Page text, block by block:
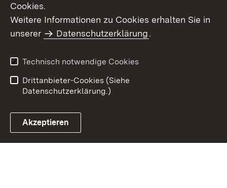
Cookies.
Weitere Informationen zu Cookies erhalten Sie in
unserer
Datenschutzerklärung.
Technisch notwendige Cookies
Drittanbieter-Cookies (Siehe
Datenschutzerklärung.)
Akzeptieren